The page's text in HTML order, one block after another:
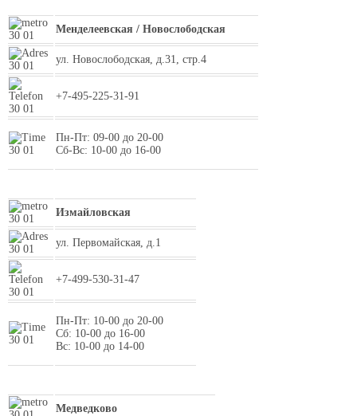
Менделеевская / Новослободская
ул. Новослободская, д.31, стр.4
+7-495-225-31-91
Пн-Пт: 09-00 до 20-00
Сб-Вс: 10-00 до 16-00
Измайловская
ул. Первомайская, д.1
+7-499-530-31-47
Пн-Пт: 10-00 до 20-00
Сб: 10-00 до 16-00
Вс: 10-00 до 14-00
Медведково